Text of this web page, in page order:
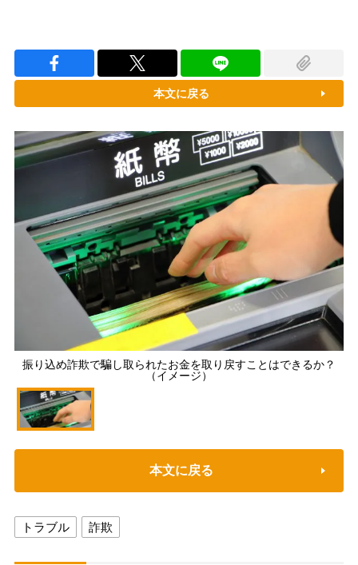
本文に戻る
振り込め詐欺で騙し取られたお金を取り戻すことはできるか？
（イメージ）
本文に戻る
トラブル 詐欺